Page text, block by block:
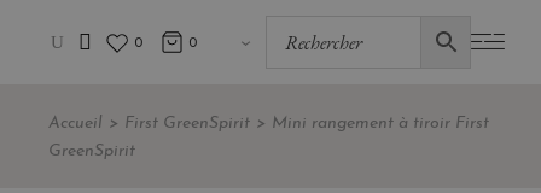
0 0
Accueil First GreenSpirit
Mini rangement à tiroir First
GreenSpirit